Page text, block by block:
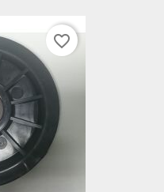
favorite_border